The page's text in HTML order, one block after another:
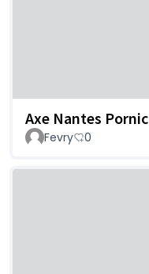
Axe Nantes Pornic
Fevry 0